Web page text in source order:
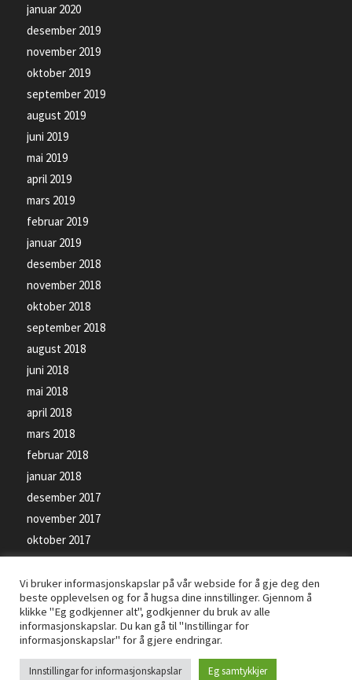
januar 2020
desember 2019
november 2019
oktober 2019
september 2019
august 2019
juni 2019
mai 2019
april 2019
mars 2019
februar 2019
januar 2019
desember 2018
november 2018
oktober 2018
september 2018
august 2018
juni 2018
mai 2018
april 2018
mars 2018
februar 2018
januar 2018
desember 2017
november 2017
oktober 2017
september 2017
beskyttet av opphavsrettsloven -Personvernerklæring-Informasjonskapslar
Vi bruker informasjonskapslar på vår webside for å gje deg den
beste opplevelsen og for å hugsa dine innstillinger. Gjennom å
klikke "Eg godkjenner alt", godkjenner du bruk av alle
informasjonskapslar. Du kan gå til "Instillingar for
informasjonskapslar" for å gjere endringar.
Innstillingar for informasjonskapslar Eg samtykkjer